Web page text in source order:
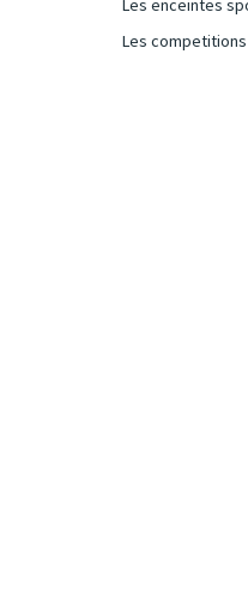
Les enceintes
Les